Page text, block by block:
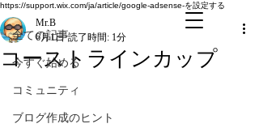
https://support.wix.com/ja/article/google-adsense-を設定する
全ての記事
今すぐ始める
コミュニティ
ブログ作成のヒント
コーストラインカップ
Mr.B
6月1日 読了時間: 1分